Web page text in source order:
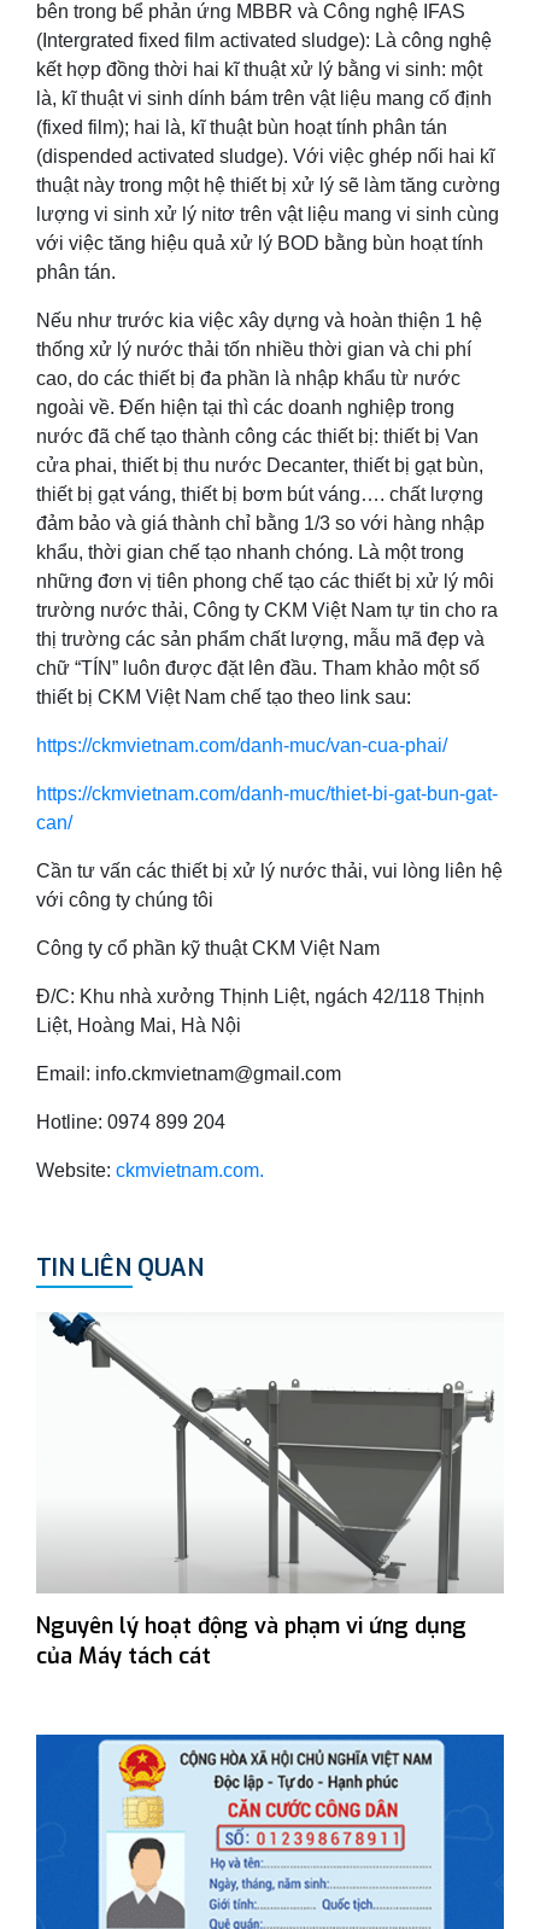
bên trong bể phản ứng MBBR và Công nghệ IFAS
(Intergrated fixed film activated sludge): Là công nghệ
kết hợp đồng thời hai kĩ thuật xử lý bằng vi sinh: một
là, kĩ thuật vi sinh dính bám trên vật liệu mang cố định
(fixed film); hai là, kĩ thuật bùn hoạt tính phân tán
(dispended activated sludge). Với việc ghép nối hai kĩ
thuật này trong một hệ thiết bị xử lý sẽ làm tăng cường
lượng vi sinh xử lý nitơ trên vật liệu mang vi sinh cùng
với việc tăng hiệu quả xử lý BOD bằng bùn hoạt tính
phân tán.
Nếu như trước kia việc xây dựng và hoàn thiện 1 hệ
thống xử lý nước thải tốn nhiều thời gian và chi phí
cao, do các thiết bị đa phần là nhập khẩu từ nước
ngoài về. Đến hiện tại thì các doanh nghiệp trong
nước đã chế tạo thành công các thiết bị: thiết bị Van
cửa phai, thiết bị thu nước Decanter, thiết bị gạt bùn,
thiết bị gạt váng, thiết bị bơm bút váng…. chất lượng
đảm bảo và giá thành chỉ bằng 1/3 so với hàng nhập
khẩu, thời gian chế tạo nhanh chóng. Là một trong
những đơn vị tiên phong chế tạo các thiết bị xử lý môi
trường nước thải, Công ty CKM Việt Nam tự tin cho ra
thị trường các sản phẩm chất lượng, mẫu mã đẹp và
chữ “TÍN” luôn được đặt lên đầu. Tham khảo một số
thiết bị CKM Việt Nam chế tạo theo link sau:
https://ckmvietnam.com/danh-muc/van-cua-phai/
https://ckmvietnam.com/danh-muc/thiet-bi-gat-bun-gat-
can/
Cần tư vấn các thiết bị xử lý nước thải, vui lòng liên hệ
với công ty chúng tôi
Công ty cổ phần kỹ thuật CKM Việt Nam
Đ/C: Khu nhà xưởng Thịnh Liệt, ngách 42/118 Thịnh
Liệt, Hoàng Mai, Hà Nội
Email: info.ckmvietnam@gmail.com
Hotline: 0974 899 204
Website: ckmvietnam.com.
TIN LIÊN QUAN
Nguyên lý hoạt động và phạm vi ứng dụng
của Máy tách cát